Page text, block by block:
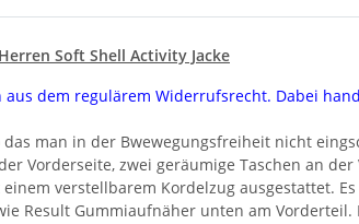
Herren Soft Shell Activity Jacke
dem regulärem Widerrufsrecht. Dabei
man in der Bwewegungsfreiheit nicht
Vorderseite, zwei geräumige Taschen an
verstellbarem Kordelzug ausgestattet.
Result Gummiaufnäher unten am